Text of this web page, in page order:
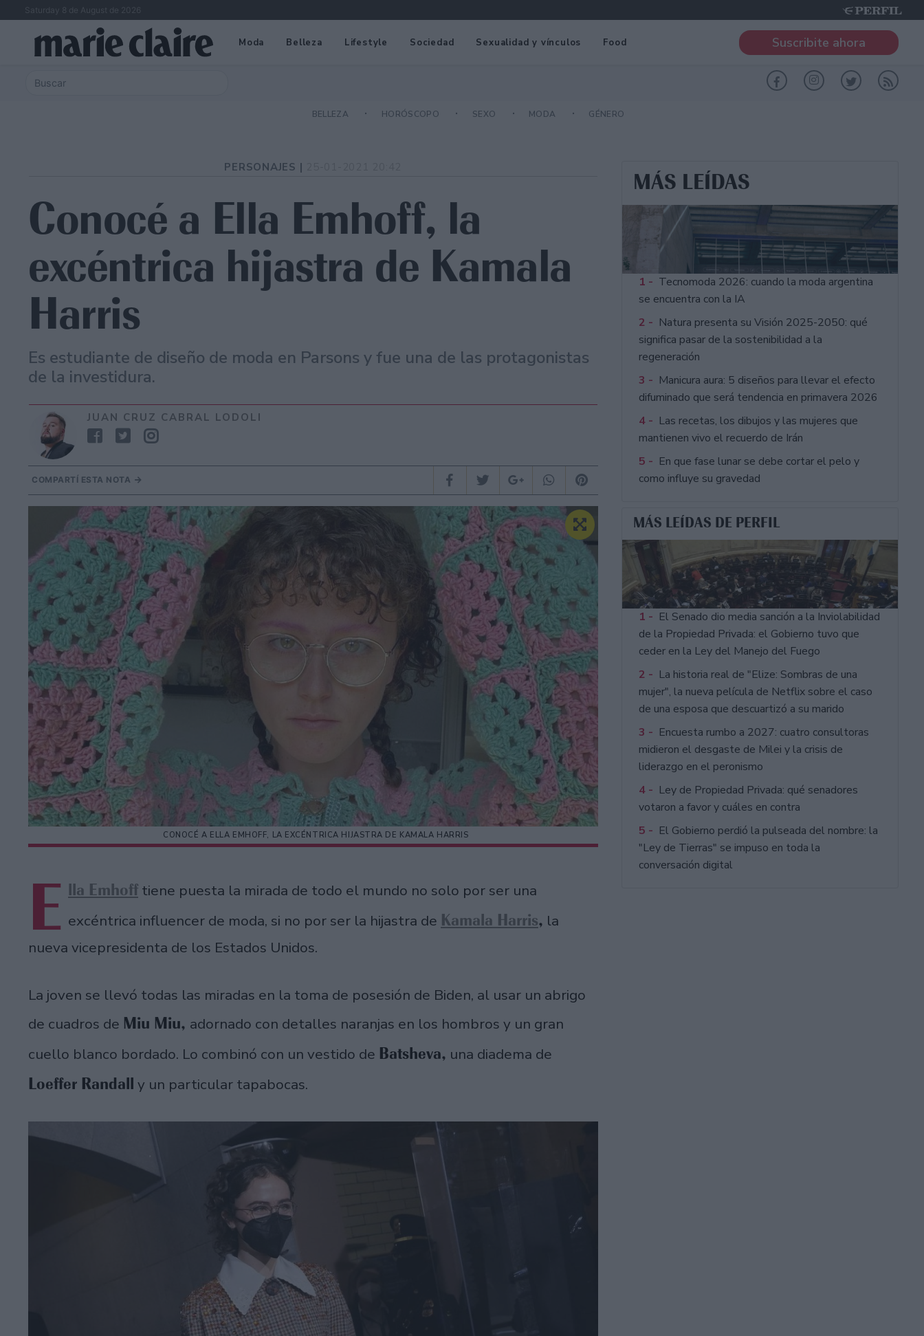
Saturday 8 de August de 2026
Moda Belleza Lifestyle Sociedad Sexualidad y vínculos Food Suscribite ahora
BELLEZA HORÓSCOPO SEXO MODA GÉNERO
PERSONAJES |
Conocé a Ella Emhoff, la
excéntrica hijastra de Kamala
Harris
Es estudiante de diseño de moda en Parsons y fue una de las protagonistas
de la investidura.
JUAN CRUZ CABRAL LODOLI
COMPARTÍ ESTA NOTA
CONOCÉ A ELLA EMHOFF, LA EXCÉNTRICA HIJASTRA DE KAMALA HARRIS
E lla Emhoff tiene puesta la mirada de todo el mundo no solo por ser una
excéntrica influencer de moda, si no por ser la hijastra de Kamala Harris, la
nueva vicepresidenta de los Estados Unidos.
La joven se llevó todas las miradas en la toma de posesión de Biden, al usar un abrigo
de cuadros de Miu Miu, adornado con detalles naranjas en los hombros y un gran
cuello blanco bordado. Lo combinó con un vestido de Batsheva, una diadema de
Loeffer Randall y un particular tapabocas.
MÁS LEÍDAS
1 - Tecnomoda 2026: cuando la moda argentina
se encuentra con la IA
2 - Natura presenta su Visión 2025-2050: qué
significa pasar de la sostenibilidad a la
regeneración
3 - Manicura aura: 5 diseños para llevar el efecto
difuminado que será tendencia en primavera 2026
4 - Las recetas, los dibujos y las mujeres que
mantienen vivo el recuerdo de Irán
5 - En que fase lunar se debe cortar el pelo y
como influye su gravedad
MÁS LEÍDAS DE PERFIL
1 - El Senado dio media sanción a la Inviolabilidad
de la Propiedad Privada: el Gobierno tuvo que
ceder en la Ley del Manejo del Fuego
2 - La historia real de "Elize: Sombras de una
mujer", la nueva película de Netflix sobre el caso
de una esposa que descuartizó a su marido
3 - Encuesta rumbo a 2027: cuatro consultoras
midieron el desgaste de Milei y la crisis de
liderazgo en el peronismo
4 - Ley de Propiedad Privada: qué senadores
votaron a favor y cuáles en contra
5 - El Gobierno perdió la pulseada del nombre: la
"Ley de Tierras" se impuso en toda la
conversación digital